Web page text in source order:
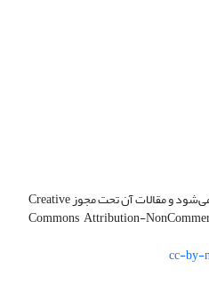
این نشریه با دسترسی آزاد منتشر می‌شود و مقالات آن تحت مجوز Creative
Commons Attribution-